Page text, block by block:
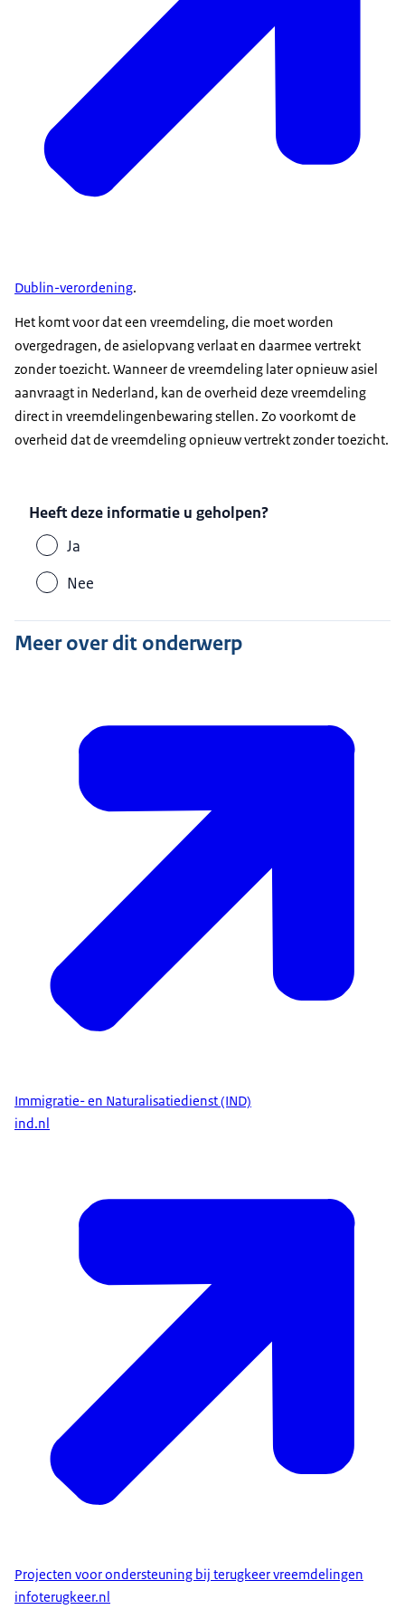
Dublin-verordening.
Het komt voor dat een vreemdeling, die moet worden
overgedragen, de asielopvang verlaat en daarmee vertrekt
zonder toezicht. Wanneer de vreemdeling later opnieuw asiel
aanvraagt in Nederland, kan de overheid deze vreemdeling
direct in vreemdelingenbewaring stellen. Zo voorkomt de
overheid dat de vreemdeling opnieuw vertrekt zonder toezicht.
Heeft deze informatie u geholpen?
Ja
Nee
Meer over dit onderwerp
Immigratie- en Naturalisatiedienst (IND)
ind.nl
Projecten voor ondersteuning bij terugkeer vreemdelingen
infoterugkeer.nl